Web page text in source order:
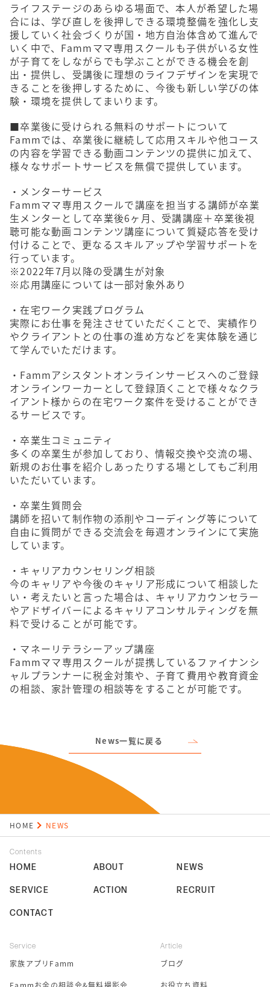
ライフステージのあらゆる場面で、本人が希望した場
合には、学び直しを後押しできる環境整備を強化し支
援していく社会づくりが国・地方自治体含めて進んで
いく中で、Fammママ専用スクールも子供がいる女性
が子育てをしながらでも学ぶことができる機会を創
出・提供し、受講後に理想のライフデザインを実現で
きることを後押しするために、今後も新しい学びの体
験・環境を提供してまいります。
■卒業後に受けられる無料のサポートについて
​Fammでは、卒業後に継続して応用スキルや他コース
の内容を学習できる動画コンテンツの提供に加えて、
様々なサポートサービスを無償で提供しています。
・メンターサービス
Fammママ専用スクールで講座を担当する講師が卒業
生メンターとして卒業後6ヶ月、受講講座＋卒業後視
聴可能な動画コンテンツ講座について質疑応答を受け
付けることで、更なるスキルアップや学習サポートを
行っています。
※2022年7月以降の受講生が対象
※応用講座については一部対象外あり
・在宅ワーク実践プログラム
実際にお仕事を発注させていただくことで、実績作り
やクライアントとの仕事の進め方などを実体験を通じ
て学んでいただけます。
・Fammアシスタントオンラインサービスへのご登録
オンラインワーカーとして登録頂くことで様々なクラ
イアント様からの在宅ワーク案件を受けることができ
るサービスです。
・卒業生コミュニティ
多くの卒業生が参加しており、情報交換や交流の場、
新規のお仕事を紹介しあったりする場としてもご利用
いただいています。
・卒業生質問会
講師を招いて制作物の添削やコーディング等について
自由に質問ができる交流会を毎週オンラインにて実施
しています。
・キャリアカウンセリング相談
今のキャリアや今後のキャリア形成について相談した
い・考えたいと言った場合は、キャリアカウンセラー
やアドザイバーによるキャリアコンサルティングを無
料で受けることが可能です。
・マネーリテラシーアップ講座
Fammママ専用スクールが提携しているファイナンシ
ャルプランナーに税金対策や、子育て費用や教育資金
の相談、家計管理の相談等をすることが可能です。
News一覧に戻る
HOME NEWS
Contents
HOME ABOUT NEWS
SERVICE ACTION RECRUIT
CONTACT
Service
家族アプリFamm
Article
ブログ